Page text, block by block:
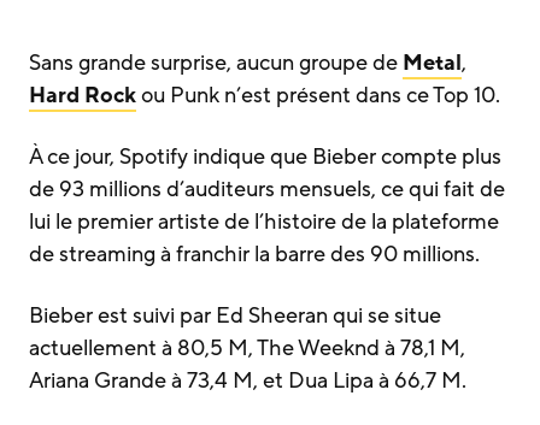
Sans grande surprise, aucun groupe de Metal,
Hard Rockou Punk n’est présent dans ce Top 10.
À ce jour, Spotify indique que Bieber compte plus
de 93 millions d’auditeurs mensuels, ce qui fait de
lui le premier artiste de l’histoire de la plateforme
de streaming à franchir la barre des 90 millions.
Bieber est suivi par Ed Sheeran qui se situe
actuellement à 80,5 M, The Weeknd à 78,1 M,
Ariana Grande à 73,4 M, et Dua Lipa à 66,7 M.